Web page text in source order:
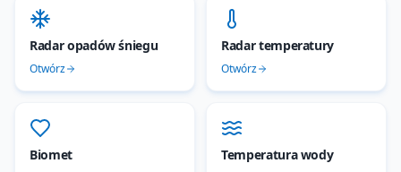
Radar opadów śniegu
Otwórz
Radar temperatury
Otwórz
Biomet Temperatura wody